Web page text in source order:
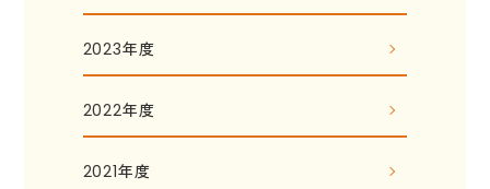
2023年度
2022年度
2021年度